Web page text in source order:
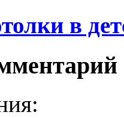
в